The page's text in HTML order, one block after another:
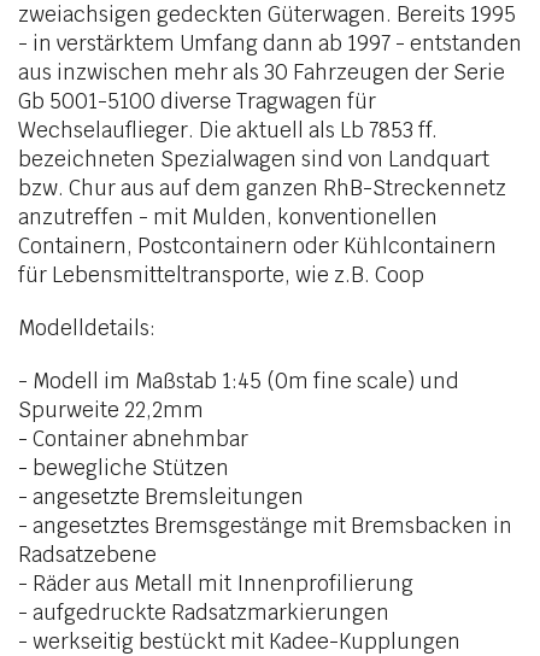
zweiachsigen gedeckten Güterwagen. Bereits 1995
- in verstärktem Umfang dann ab 1997 - entstanden
aus inzwischen mehr als 30 Fahrzeugen der Serie
Gb 5001-5100 diverse Tragwagen für
Wechselauflieger. Die aktuell als Lb 7853 ff.
bezeichneten Spezialwagen sind von Landquart
bzw. Chur aus auf dem ganzen RhB-Streckennetz
anzutreffen - mit Mulden, konventionellen
Containern, Postcontainern oder Kühlcontainern
für Lebensmitteltransporte, wie z.B. Coop
Modelldetails:
- Modell im Maßstab 1:45 (0m fine scale) und
Spurweite 22,2mm
- Container abnehmbar
- bewegliche Stützen
- angesetzte Bremsleitungen
- angesetztes Bremsgestänge mit Bremsbacken in
Radsatzebene
- Räder aus Metall mit Innenprofilierung
- aufgedruckte Radsatzmarkierungen
- werkseitig bestückt mit Kadee-Kupplungen